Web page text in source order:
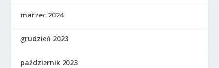
marzec 2024
grudzień 2023
październik 2023